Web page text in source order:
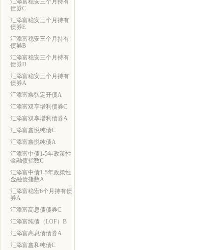
汇添富稳安三个月持有
债券C
汇添富稳安三个月持有
债券E
汇添富稳安三个月持有
债券B
汇添富稳安三个月持有
债券D
汇添富稳安三个月持有
债券A
汇添富鑫弘定开债A
汇添富双享增利债券C
汇添富双享增利债券A
汇添富鑫悦纯债C
汇添富鑫悦纯债A
汇添富中债1-5年政策性
金融债指数C
汇添富中债1-5年政策性
金融债指数A
汇添富稳宏6个月持有债
券A
汇添富高息债债券C
汇添富纯债（LOF）B
汇添富高息债债券A
汇添富鑫和纯债C